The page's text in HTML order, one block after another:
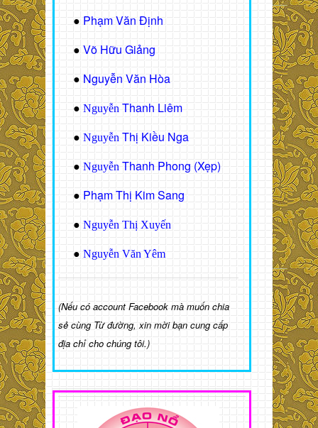
● Phạm Văn Định
● Võ Hữu Giảng
● Nguyễn Văn Hòa
● Nguyễn Thanh Liêm
● Nguyễn Thị Kiều Nga
● Nguyễn Thanh Phong (Xẹp)
● Phạm Thị Kim Sang
● Nguyễn Thị Xuyến
● Nguyễn Văn Yêm
(Nếu có account Facebook mà muốn chia
sẻ cùng Từ đường, xin mời bạn cung cấp
địa chỉ cho chúng tôi.)